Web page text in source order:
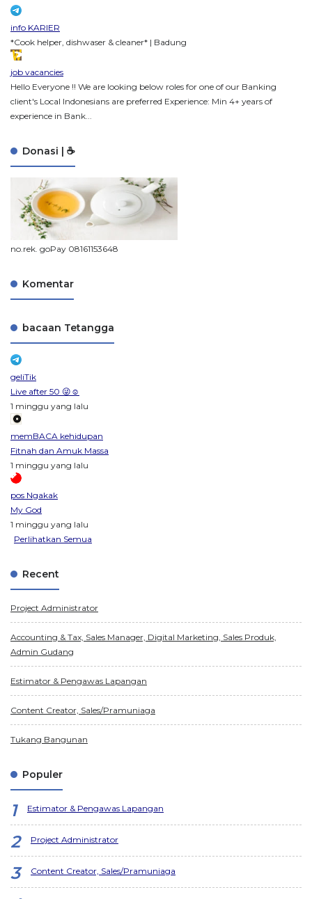
info KARIER
*Cook helper, dishwaser & cleaner* | Badung
job vacancies
Hello Everyone !! We are looking below roles for one of our Banking
client's Local Indonesians are preferred Experience: Min 4+ years of
experience in Bank...
Donasi | ☕
no.rek. goPay 08161153648
Komentar
bacaan Tetangga
geliTik
Live after 50 😜☺️
1 minggu yang lalu
memBACA kehidupan
Fitnah dan Amuk Massa
1 minggu yang lalu
pos Ngakak
My God
1 minggu yang lalu
Perlihatkan Semua
Recent
Project Administrator
Accounting & Tax, Sales Manager, Digital Marketing, Sales Produk,
Admin Gudang
Estimator & Pengawas Lapangan
Content Creator, Sales/Pramuniaga
Tukang Bangunan
Populer
Estimator & Pengawas Lapangan
Project Administrator
Content Creator, Sales/Pramuniaga